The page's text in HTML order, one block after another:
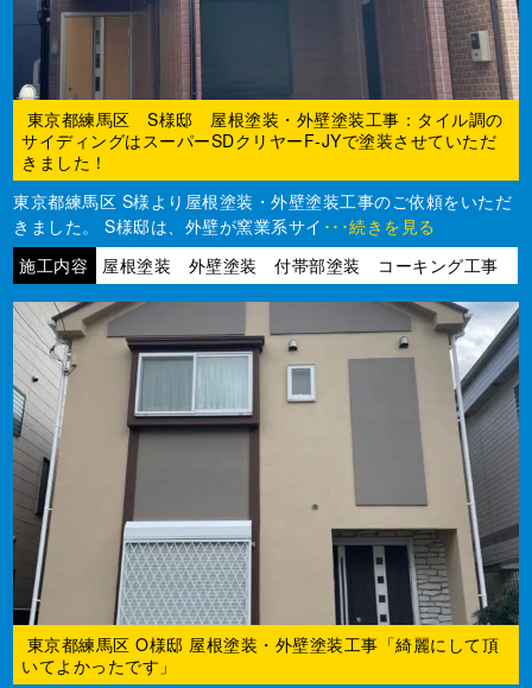
東京都練馬区 S様邸 屋根塗装・外壁塗装工事：タイル調の
サイディングはスーパーSDクリヤーF-JYで塗装させていただ
きました！
東京都練馬区 S様より屋根塗装・外壁塗装工事のご依頼をいただ
きました。 S様邸は、外壁が窯業系サイ ･･･続きを見る
施工内容
屋根塗装 外壁塗装 付帯部塗装 コーキング工事
東京都練馬区 O様邸 屋根塗装・外壁塗装工事「綺麗にして頂
いてよかったです」